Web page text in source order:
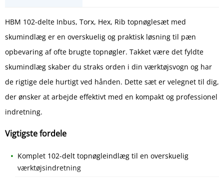
HBM 102-delte Inbus, Torx, Hex, Rib topnøglesæt med
skumindlæg er en overskuelig og praktisk løsning til pæn
opbevaring af ofte brugte topnøgler. Takket være det fyldte
skumindlæg skaber du straks orden i din værktøjsvogn og har
de rigtige dele hurtigt ved hånden. Dette sæt er velegnet til dig,
der ønsker at arbejde effektivt med en kompakt og professionel
indretning.
Vigtigste fordele
Komplet 102-delt topnøgleindlæg til en overskuelig
værktøjsindretning